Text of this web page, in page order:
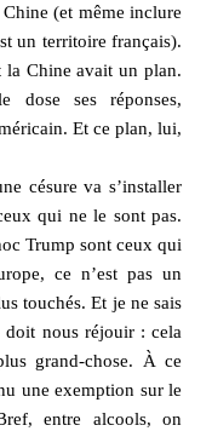
(et même inclure
un territoire français).
la Chine avait un plan.
ses réponses,
Et ce plan, lui,
césure va s’installer
qui ne le sont pas.
Trump sont ceux qui
ce n’est pas un
touchés. Et je ne sais
doit nous réjouir : cela
grand-chose. À ce
une exemption sur le
entre alcools, on